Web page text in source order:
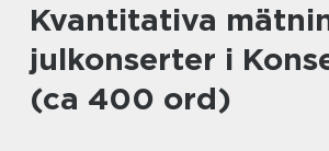
Kvantitativa
julkonserter i
(ca 400 ord)